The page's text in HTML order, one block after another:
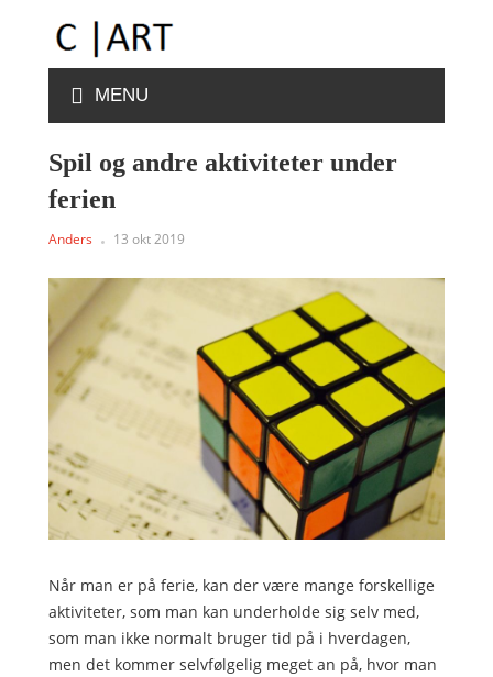
MENU
Spil og andre aktiviteter under
ferien
Anders 13 okt 2019
Når man er på ferie, kan der være mange forskellige
aktiviteter, som man kan underholde sig selv med,
som man ikke normalt bruger tid på i hverdagen,
men det kommer selvfølgelig meget an på, hvor man